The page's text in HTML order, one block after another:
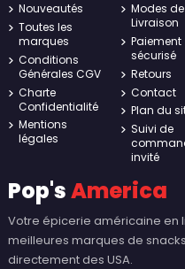
Nouveautés
Toutes les
marques
Conditions
Générales CGV
Charte
Confidentialité
Mentions
légales
Modes de
Livraison
Paiement
sécurisé
Retours
Contact
Plan du
Suivi de
invité
Pop'sAmerica
Votre épicerie américaine en
meilleures marques de
directement des USA.